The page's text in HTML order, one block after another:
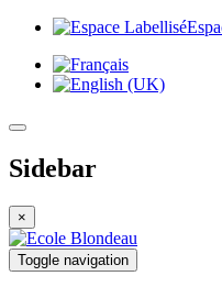
Sidebar
×
Toggle navigation